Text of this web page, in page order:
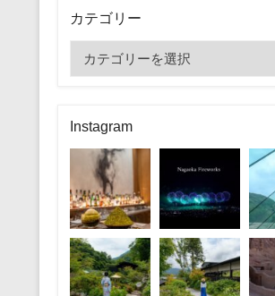
カテゴリー
テ
リ
ー
Instagram